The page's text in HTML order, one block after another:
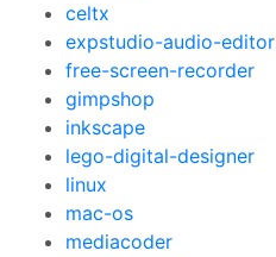
celtx
expstudio-audio-editor
free-screen-recorder
gimpshop
inkscape
lego-digital-designer
linux
mac-os
mediacoder